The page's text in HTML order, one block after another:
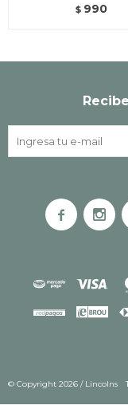
$ 990
 
© Copyright 2026 / Lincolns